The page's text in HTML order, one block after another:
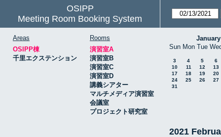
OSIPP
Meeting Room Booking System
Areas
OSIPP棟
千里エクステンション
Rooms
演習室A
演習室B
演習室C
演習室D
講義シアター
マルチメディア演習室
会議室
プロジェクト研究室
Sun Mon Tue
3 4 5
6
10
11 12
13
17
18 19
20
24
25 26
27
31
2021